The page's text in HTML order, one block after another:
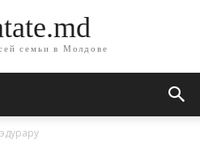
семьи в Молдове